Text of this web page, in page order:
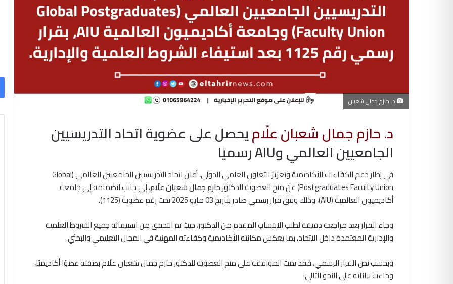
د. حازم جمال شعبان
د. حازم جمال شعبان علّاميحصل على عضوية اتحاد التدريسيين
الجامعيين العالمي وAIU رسميًا
في إطار دعم الكفاءات الأكاديمية وتعزيز التعاون العلمي الدولي، أعلن اتحاد التدريسيين الجامعيين العالمي (Global
Postgraduates Faculty Union) عن منح العضوية للدكتور
حازم جمال شعبان علّام، إلى جانب انضمامه إلى جامعة
أكاديميون العالمية (AIU)، وذلك وفق قرار رسمي صادر بتاريخ 03 مايو 2025 تحت رقم عضوية (1125).
وجاء القرار بعد مراجعة دقيقة لطلب الانتساب المقدم من الدكتور، حيث تم التحقق من استيفائه جميع الشروط العلمية
والإدارية المعتمدة داخل الاتحاد، بما يعكس مكانته الأكاديمية وكفاءته المهنية في المجال التعليمي والبحثي.
وبحسب نص القرار الرسمي، فقد تمت الموافقة على منح العضوية للدكتور حازم جمال شعبان علّام بصفته عضوًا أكاديميًا،
وجاءت بياناته على النحو التالي: